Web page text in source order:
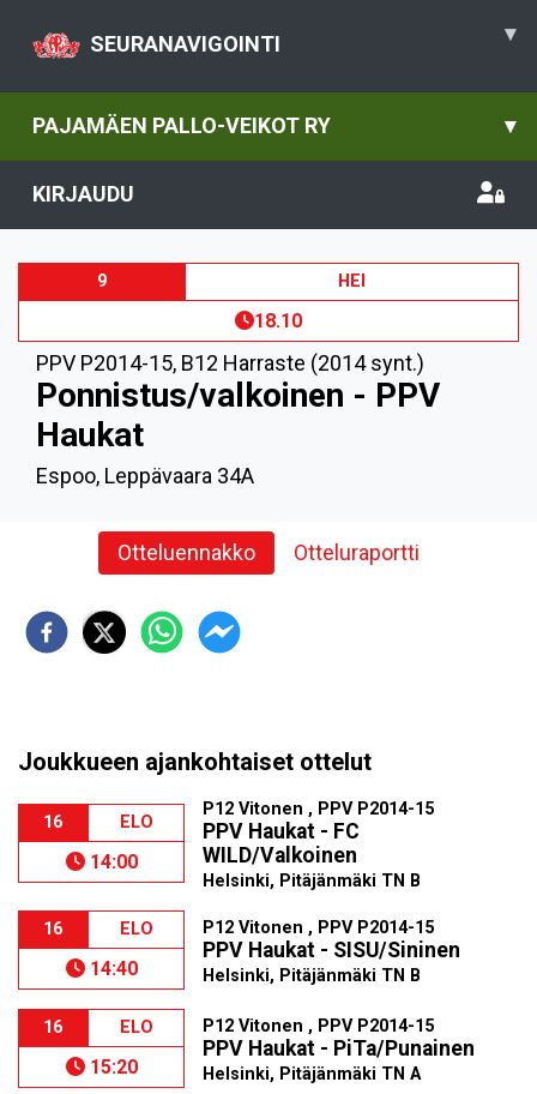
SEURANAVIGOINTI ▾
PAJAMÄEN PALLO-VEIKOT RY ▾
KIRJAUDU
9 HEI
18.10
PPV P2014-15, B12 Harraste (2014 synt.)
Ponnistus/valkoinen - PPV
Haukat
Espoo, Leppävaara 34A
Otteluennakko Otteluraportti
Joukkueen ajankohtaiset ottelut
16 ELO
14:00
P12 Vitonen , PPV P2014-15
PPV Haukat - FC
WILD/Valkoinen
Helsinki, Pitäjänmäki TN B
16 ELO
14:40
P12 Vitonen , PPV P2014-15
PPV Haukat - SISU/Sininen
Helsinki, Pitäjänmäki TN B
16 ELO
15:20
P12 Vitonen , PPV P2014-15
PPV Haukat - PiTa/Punainen
Helsinki, Pitäjänmäki TN A